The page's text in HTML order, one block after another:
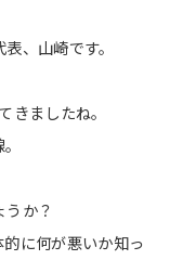
、山崎です。
きましたね。
か？
に何が悪いか知っ